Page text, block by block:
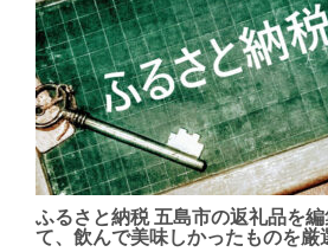
ふるさと納税 五島市の返礼品を
て、飲んで美味しかったものを厳